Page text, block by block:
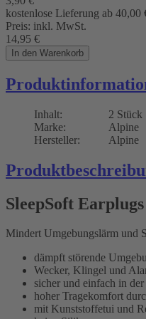
kostenlose Lieferung ab 40,00
Preis: inkl. MwSt.
14,95 €
In den Warenkorb
Inhalt:
2 Stück
Marke:
Alpine
Hersteller:
Alpine
SleepSoft Earplugs
Mindert Umgebungslärm und
dämpft störende
Wecker, Klingel und
sicher und einfach in
hoher Tragekomfort
mit Kunststoffetui und